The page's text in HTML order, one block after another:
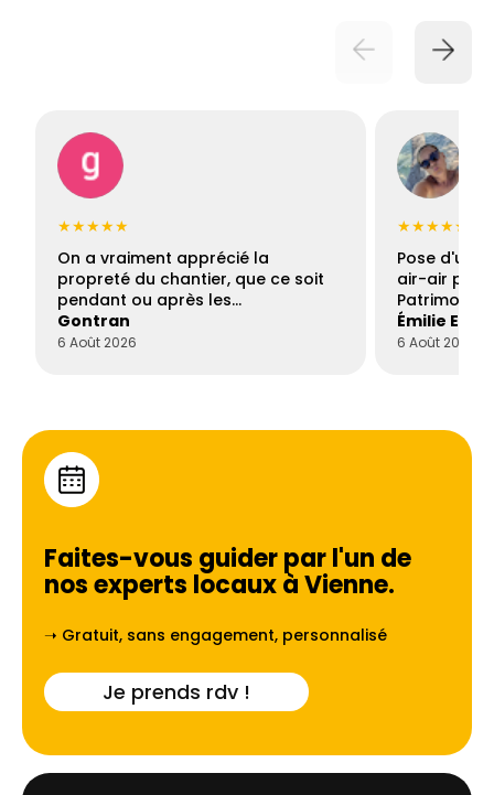
★★★★★
On a vraiment apprécié la
propreté du chantier, que ce soit
pendant ou après les…
Gontran
6 Août 2026
★★★★★
Pose d'une
air-air par
Patrimoine
Émilie
6 Août 2026
Faites-vous guider par l'un de
nos experts locaux àVienne.
➝ Gratuit, sans engagement, personnalisé
Je prends rdv !